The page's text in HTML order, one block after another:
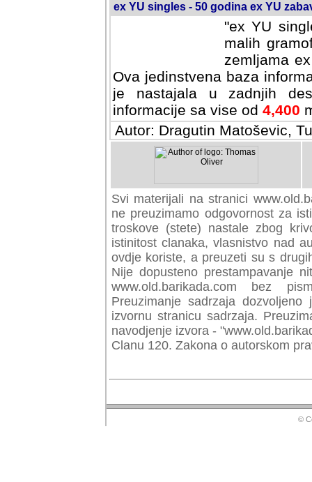
ex YU singles - 50 godina ex YU
"ex YU
malih
zemljama
Ova jedinstvena baza
je nastajala u zadnjih
informacije sa vise od 4,400
Autor: Dragutin Matoševic,
Svi materijali na stranici
preuzimamo odgovornost za
troskove (stete) nastale zbog
istinitost clanaka, vlasnistvo nad
ovdje koriste, a preuzeti su s
Nije dopusteno prestampavanje
www.old.barikada.com bez
Preuzimanje sadrzaja
izvornu stranicu sadrzaja.
navodjenje izvora -
Clanu 120. Zakona o autorskom
©